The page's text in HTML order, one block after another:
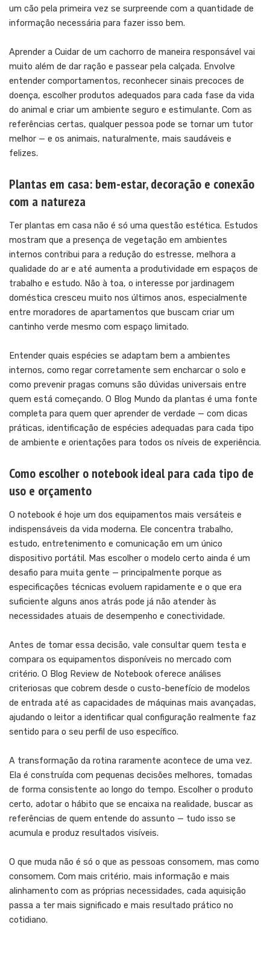
um cão pela primeira vez se surpreende com a quantidade de
informação necessária para fazer isso bem.
Aprender a Cuidar de um cachorro de maneira responsável vai
muito além de dar ração e passear pela calçada. Envolve
entender comportamentos, reconhecer sinais precoces de
doença, escolher produtos adequados para cada fase da vida
do animal e criar um ambiente seguro e estimulante. Com as
referências certas, qualquer pessoa pode se tornar um tutor
melhor — e os animais, naturalmente, mais saudáveis e
felizes.
Plantas em casa: bem-estar, decoração e conexão
com a natureza
Ter plantas em casa não é só uma questão estética. Estudos
mostram que a presença de vegetação em ambientes
internos contribui para a redução do estresse, melhora a
qualidade do ar e até aumenta a produtividade em espaços de
trabalho e estudo. Não à toa, o interesse por jardinagem
doméstica cresceu muito nos últimos anos, especialmente
entre moradores de apartamentos que buscam criar um
cantinho verde mesmo com espaço limitado.
Entender quais espécies se adaptam bem a ambientes
internos, como regar corretamente sem encharcar o solo e
como prevenir pragas comuns são dúvidas universais entre
quem está começando. O Blog Mundo da plantas é uma fonte
completa para quem quer aprender de verdade — com dicas
práticas, identificação de espécies adequadas para cada tipo
de ambiente e orientações para todos os níveis de experiência.
Como escolher o notebook ideal para cada tipo de
uso e orçamento
O notebook é hoje um dos equipamentos mais versáteis e
indispensáveis da vida moderna. Ele concentra trabalho,
estudo, entretenimento e comunicação em um único
dispositivo portátil. Mas escolher o modelo certo ainda é um
desafio para muita gente — principalmente porque as
especificações técnicas evoluem rapidamente e o que era
suficiente alguns anos atrás pode já não atender às
necessidades atuais de desempenho e conectividade.
Antes de tomar essa decisão, vale consultar quem testa e
compara os equipamentos disponíveis no mercado com
critério. O Blog Review de Notebook oferece análises
criteriosas que cobrem desde o custo-benefício de modelos
de entrada até as capacidades de máquinas mais avançadas,
ajudando o leitor a identificar qual configuração realmente faz
sentido para o seu perfil de uso específico.
A transformação da rotina raramente acontece de uma vez.
Ela é construída com pequenas decisões melhores, tomadas
de forma consistente ao longo do tempo. Escolher o produto
certo, adotar o hábito que se encaixa na realidade, buscar as
referências de quem entende do assunto — tudo isso se
acumula e produz resultados visíveis.
O que muda não é só o que as pessoas consomem, mas como
consomem. Com mais critério, mais informação e mais
alinhamento com as próprias necessidades, cada aquisição
passa a ter mais significado e mais resultado prático no
cotidiano.